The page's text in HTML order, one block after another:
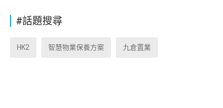
#話題搜尋
HK2 智慧物業保養方案 九倉置業